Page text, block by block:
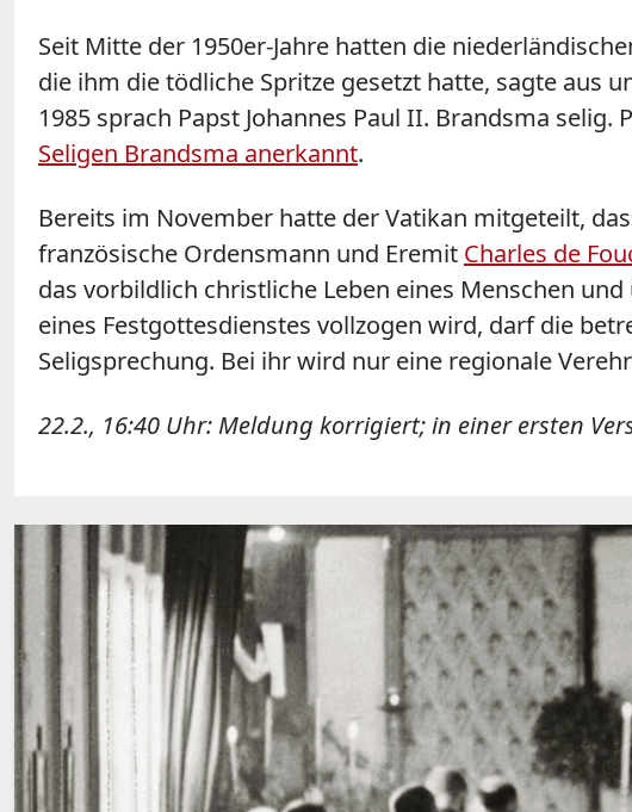
Seit Mitte der 1950er-Jahre hatten die
die ihm die tödliche Spritze gesetzt hatte, sagte aus
1985 sprach Papst Johannes Paul II. Brandsma selig.
Seligen Brandsma anerkannt.
Bereits im November hatte der Vatikan mitgeteilt,
französische Ordensmann und Eremit Charles de
das vorbildlich christliche Leben eines Menschen
eines Festgottesdienstes vollzogen wird, darf die
Seligsprechung. Bei ihr wird nur eine regionale
22.2., 16:40 Uhr: Meldung korrigiert; in einer ersten